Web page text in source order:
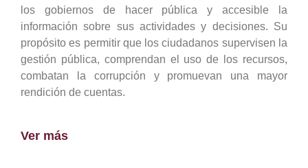
los gobiernos de hacer pública y accesible la
información sobre sus actividades y decisiones. Su
propósito es permitir que los ciudadanos supervisen la
gestión pública, comprendan el uso de los recursos,
combatan la corrupción y promuevan una mayor
rendición de cuentas.
Ver más